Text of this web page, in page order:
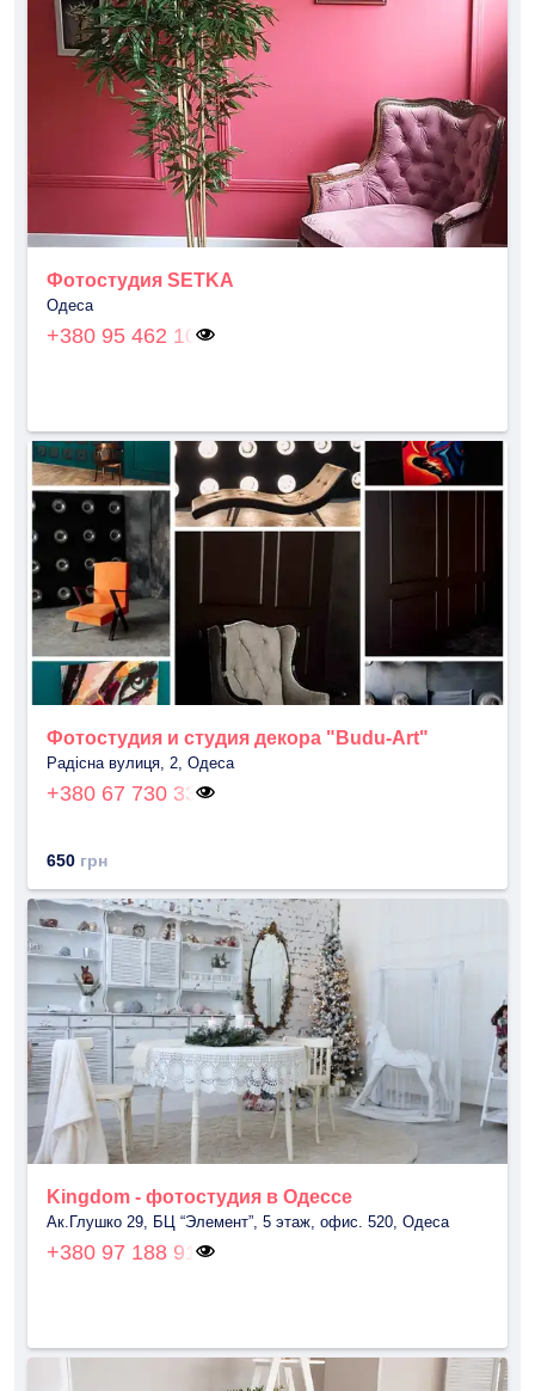
Фотостудия SETKA
Одеса
+380 95 462 10
Фотостудия и студия декора "Budu-Art"
Радісна вулиця, 2, Одеса
+380 67 730 33
650 грн
Kingdom - фотостудия в Одессе
Ак.Глушко 29, БЦ “Элемент”, 5 этаж, офис. 520, Одеса
+380 97 188 91